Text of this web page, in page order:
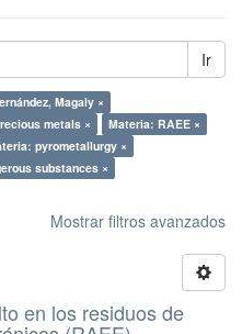
Ir
Magaly ×
metals ×
Materia: RAEE ×
pyrometallurgy ×
substances ×
Mostrar filtros avanzados
en los residuos de